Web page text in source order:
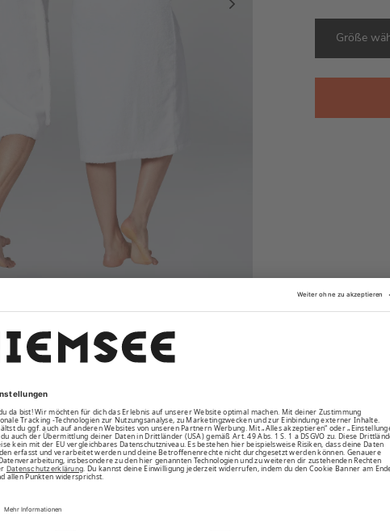
und 2 Taschen
in cm: S: 113, M: 115, L: 117, XL: 119,